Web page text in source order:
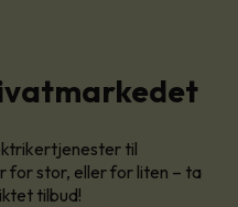
til
for stor, eller for liten – ta
tilbud!